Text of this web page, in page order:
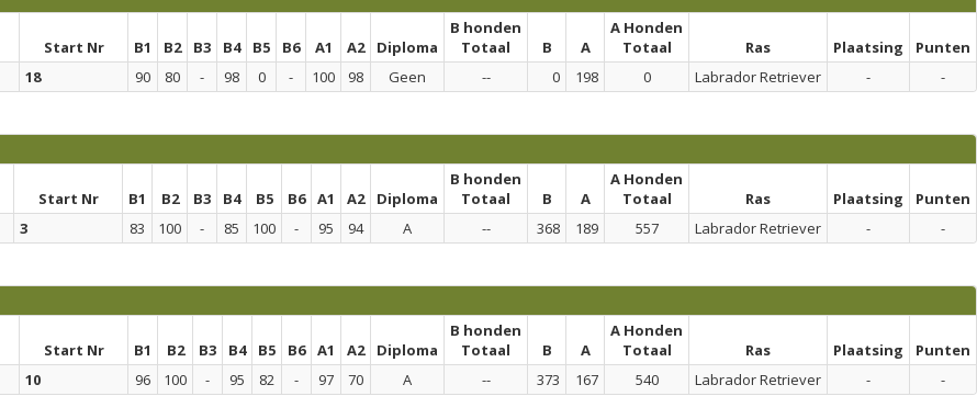
Start Nr B1 B2 B3 B4 B5 B6 A1 A2 Diploma
B honden
Totaal
B A
A Honden
Totaal
Ras Plaatsing
Punten
18 90 80 - 98 0 - 100 98 Geen -- 0 198 0 Labrador Retriever - -
Start Nr B1 B2 B3 B4 B5 B6 A1 A2 Diploma
B honden
Totaal
B A
A Honden
Totaal
Ras Plaatsing
Punten
3 83 100 - 85 100 - 95 94 A -- 368 189 557 Labrador Retriever - -
Start Nr B1 B2 B3 B4 B5 B6 A1 A2 Diploma
B honden
Totaal
B A
A Honden
Totaal
Ras Plaatsing
Punten
10 96 100 - 95 82 - 97 70 A -- 373 167 540 Labrador Retriever - -